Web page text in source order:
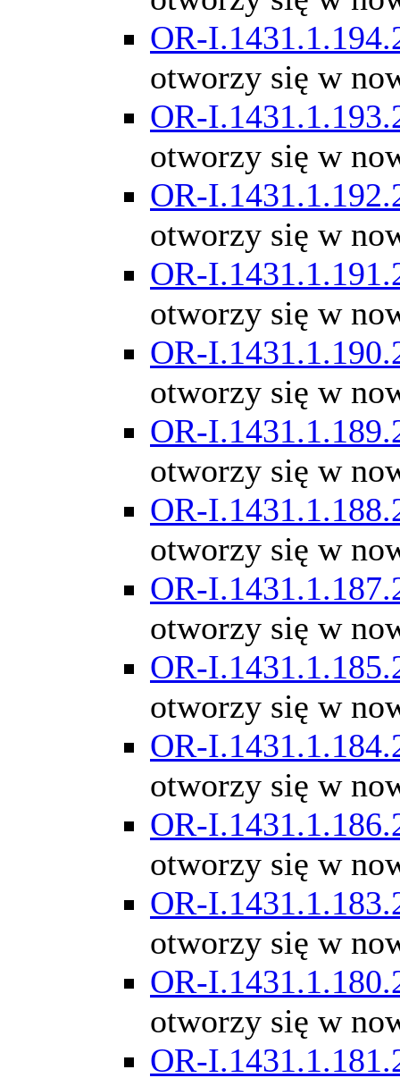
OR-
otworzy się w
OR-
otworzy się w
OR-
otworzy się w
OR-
otworzy się w
OR-
otworzy się w
OR-
otworzy się w
OR-
otworzy się w
OR-
otworzy się w
OR-
otworzy się w
OR-
otworzy się w
OR-
otworzy się w
OR-
otworzy się w
OR-
otworzy się w
OR-